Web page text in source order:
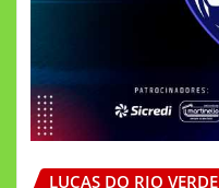
LUCAS DO RIO VERDE